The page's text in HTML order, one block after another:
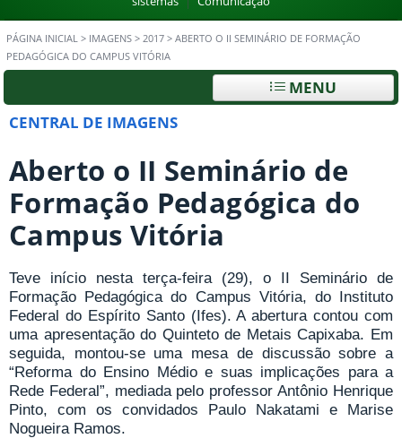
PÁGINA INICIAL > IMAGENS > 2017 > ABERTO O II SEMINÁRIO DE FORMAÇÃO
PEDAGÓGICA DO CAMPUS VITÓRIA
MENU
CENTRAL DE IMAGENS
Aberto o II Seminário de
Formação Pedagógica do
Campus Vitória
Teve início nesta terça-feira (29), o II Seminário de
Formação Pedagógica do Campus Vitória, do Instituto
Federal do Espírito Santo (Ifes). A abertura contou com
uma apresentação do Quinteto de Metais Capixaba. Em
seguida, montou-se uma mesa de discussão sobre a
“Reforma do Ensino Médio e suas implicações para a
Rede Federal”, mediada pelo professor Antônio Henrique
Pinto, com os convidados Paulo Nakatami e Marise
Nogueira Ramos.